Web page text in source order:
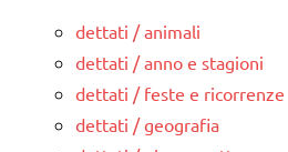
dettati / animali
dettati / anno e stagioni
dettati / feste e ricorrenze
dettati / geografia